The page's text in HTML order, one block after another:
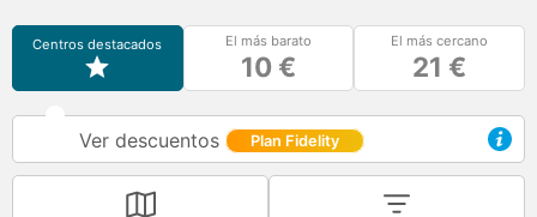
Centros destacados El más barato
10 €
El más cercano
21 €
Ver descuentos Plan Fidelity